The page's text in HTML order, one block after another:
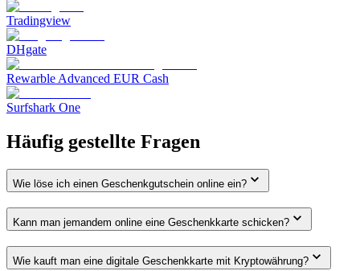
Tradingview
DHgate
Rewarble Advanced EUR Cash
Surfshark One
Häufig gestellte Fragen
Wie löse ich einen Geschenkgutschein online ein?
Kann man jemandem online eine Geschenkkarte schicken?
Wie kauft man eine digitale Geschenkkarte mit Kryptowährung?